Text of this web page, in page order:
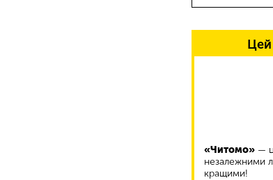
Цей
«Читомо» —
незалежними
кращими!